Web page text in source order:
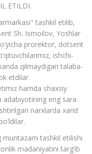
ETILDI.
tashkil etilib,
Sh. Ismoilov, Yoshlar
prorektor, dotsent
ishchi-
qilmaydigan talaba-
etdilar.
hamda shaxsiy
adabiyotining eng sara
narxlarda xarid
tashkil etilishi
madaniyatini targ‘ib